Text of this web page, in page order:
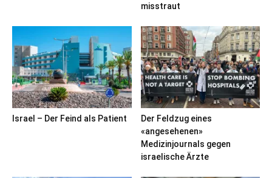
misstraut
Israel – Der Feind als Patient
Der Feldzug eines
«angesehenen»
Medizinjournals gegen
israelische Ärzte